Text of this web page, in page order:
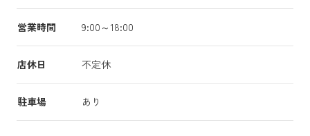
営業時間 9:00～18:00
店休日 不定休
駐車場 あり